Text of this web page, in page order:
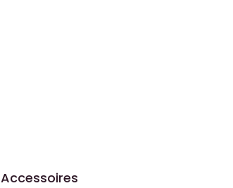
Accessoires